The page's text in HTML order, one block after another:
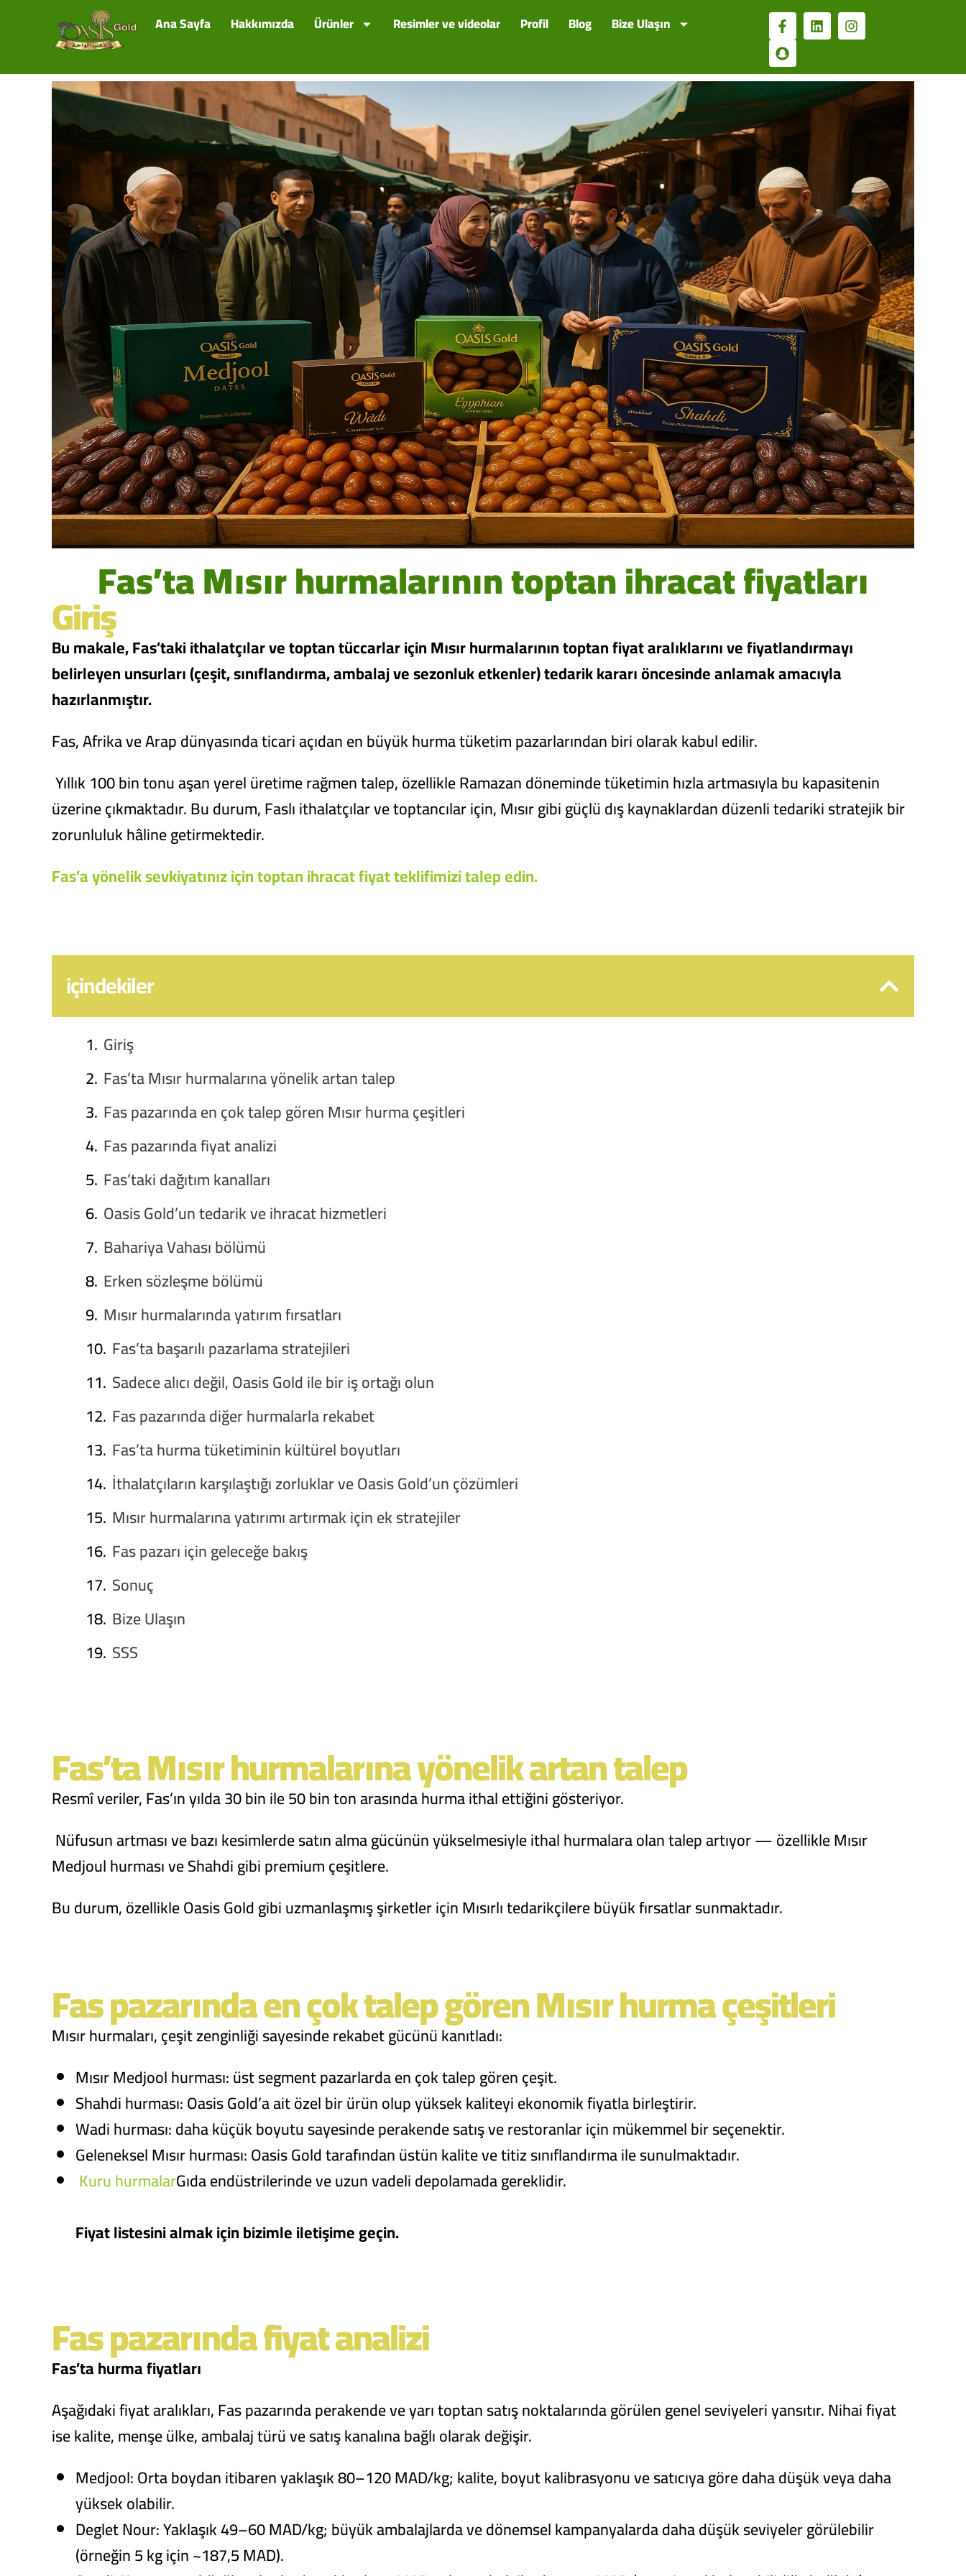
Ana Sayfa Hakkımızda Ürünler Resimler ve videolar Profil Blog Bize Ulaşın
Fas’ta Mısır hurmalarının toptan ihracat fiyatları
Giriş
Bu makale, Fas’taki ithalatçılar ve toptan tüccarlar için Mısır hurmalarının toptan fiyat aralıklarını ve fiyatlandırmayı
belirleyen unsurları (çeşit, sınıflandırma, ambalaj ve sezonluk etkenler) tedarik kararı öncesinde anlamak amacıyla
hazırlanmıştır.
Fas, Afrika ve Arap dünyasında ticari açıdan en büyük hurma tüketim pazarlarından biri olarak kabul edilir.
Yıllık 100 bin tonu aşan yerel üretime rağmen talep, özellikle Ramazan döneminde tüketimin hızla artmasıyla bu kapasitenin
üzerine çıkmaktadır. Bu durum, Faslı ithalatçılar ve toptancılar için, Mısır gibi güçlü dış kaynaklardan düzenli tedariki stratejik bir
zorunluluk hâline getirmektedir.
Fas’a yönelik sevkiyatınız için toptan ihracat fiyat teklifimizi talep edin.
içindekiler
Giriş
Fas’ta Mısır hurmalarına yönelik artan talep
Fas pazarında en çok talep gören Mısır hurma çeşitleri
Fas pazarında fiyat analizi
Fas’taki dağıtım kanalları
Oasis Gold’un tedarik ve ihracat hizmetleri
Bahariya Vahası bölümü
Erken sözleşme bölümü
Mısır hurmalarında yatırım fırsatları
Fas’ta başarılı pazarlama stratejileri
Sadece alıcı değil, Oasis Gold ile bir iş ortağı olun
Fas pazarında diğer hurmalarla rekabet
Fas’ta hurma tüketiminin kültürel boyutları
İthalatçıların karşılaştığı zorluklar ve Oasis Gold’un çözümleri
Mısır hurmalarına yatırımı artırmak için ek stratejiler
Fas pazarı için geleceğe bakış
Sonuç
Bize Ulaşın
SSS
Fas’ta Mısır hurmalarına yönelik artan talep
Resmî veriler, Fas’ın yılda 30 bin ile 50 bin ton arasında hurma ithal ettiğini gösteriyor.
Nüfusun artması ve bazı kesimlerde satın alma gücünün yükselmesiyle ithal hurmalara olan talep artıyor — özellikle Mısır
Medjoul hurması ve Shahdi gibi premium çeşitlere.
Bu durum, özellikle Oasis Gold gibi uzmanlaşmış şirketler için Mısırlı tedarikçilere büyük fırsatlar sunmaktadır.
Fas pazarında en çok talep gören Mısır hurma çeşitleri
Mısır hurmaları, çeşit zenginliği sayesinde rekabet gücünü kanıtladı:
Mısır Medjool hurması: üst segment pazarlarda en çok talep gören çeşit.
Shahdi hurması: Oasis Gold’a ait özel bir ürün olup yüksek kaliteyi ekonomik fiyatla birleştirir.
Wadi hurması: daha küçük boyutu sayesinde perakende satış ve restoranlar için mükemmel bir seçenektir.
Geleneksel Mısır hurması: Oasis Gold tarafından üstün kalite ve titiz sınıflandırma ile sunulmaktadır.
Kuru hurmalarGıda endüstrilerinde ve uzun vadeli depolamada gereklidir.
Fiyat listesini almak için bizimle iletişime geçin.
Fas pazarında fiyat analizi
Fas’ta hurma fiyatları
Aşağıdaki fiyat aralıkları, Fas pazarında perakende ve yarı toptan satış noktalarında görülen genel seviyeleri yansıtır. Nihai fiyat
ise kalite, menşe ülke, ambalaj türü ve satış kanalına bağlı olarak değişir.
Medjool: Orta boydan itibaren yaklaşık 80–120 MAD/kg; kalite, boyut kalibrasyonu ve satıcıya göre daha düşük veya daha
yüksek olabilir.
Deglet Nour: Yaklaşık 49–60 MAD/kg; büyük ambalajlarda ve dönemsel kampanyalarda daha düşük seviyeler görülebilir
(örneğin 5 kg için ~187,5 MAD).